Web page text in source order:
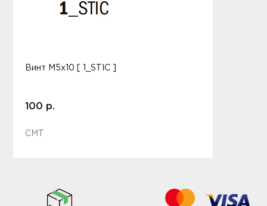
Винт M5x10 [ 1_STIC ]
100 р.
CMT